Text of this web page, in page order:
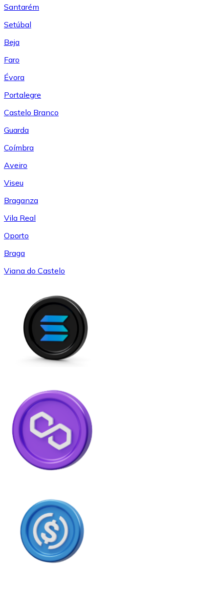
Santarém
Setúbal
Beja
Faro
Évora
Portalegre
Castelo Branco
Guarda
Coímbra
Aveiro
Viseu
Braganza
Vila Real
Oporto
Braga
Viana do Castelo